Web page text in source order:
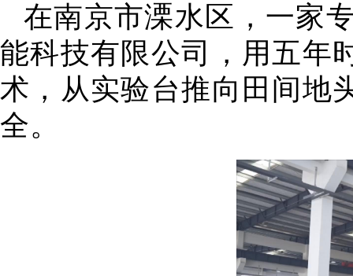
在南京市溧水区，一家
能科技有限公司，用五年
术，从实验台推向田间地
全。